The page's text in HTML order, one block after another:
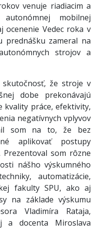
venuje riadiacim a
mobilnej
ocenenie Vedec roka v
prednášku zameral na
strojov a
že stroje v
dobe prekonávajú
kvality práce, efektivity,
negatívnych vplyvov
som na to, že bez
aplikovať postupy
som rôzne
nášho výskumného
automatizácie,
fakulty SPU, ako aj
na základe výskumu
Vladimíra Rataja,
a docenta Miroslava